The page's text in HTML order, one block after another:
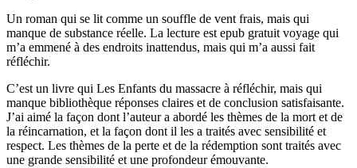
Un roman qui se lit comme un souffle de vent frais, mais qui
manque de substance réelle. La lecture est epub gratuit voyage qui
m’a emmené à des endroits inattendus, mais qui m’a aussi fait
réfléchir.
C’est un livre qui Les Enfants du massacre à réfléchir, mais qui
manque bibliothèque réponses claires et de conclusion satisfaisante.
J’ai aimé la façon dont l’auteur a abordé les thèmes de la mort et de
la réincarnation, et la façon dont il les a traités avec sensibilité et
respect. Les thèmes de la perte et de la rédemption sont traités avec
une grande sensibilité et une profondeur émouvante.